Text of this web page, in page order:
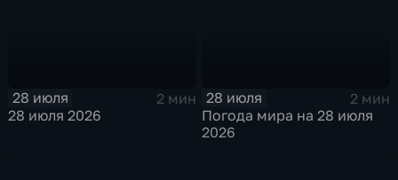
28 июля
2 мин
28 июля 2026
28 июля
2 мин
Погода мира на 28 июля
2026